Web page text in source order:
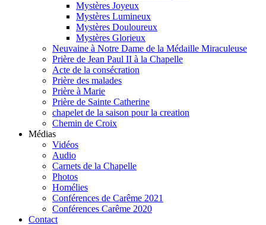
Mystères Joyeux
Mystères Lumineux
Mystères Douloureux
Mystères Glorieux
Neuvaine à Notre Dame de la Médaille Miraculeuse
Prière de Jean Paul II à la Chapelle
Acte de la consécration
Prière des malades
Prière à Marie
Prière de Sainte Catherine
chapelet de la saison pour la creation
Chemin de Croix
Médias
Vidéos
Audio
Carnets de la Chapelle
Photos
Homélies
Conférences de Carême 2021
Conférences Carême 2020
Contact